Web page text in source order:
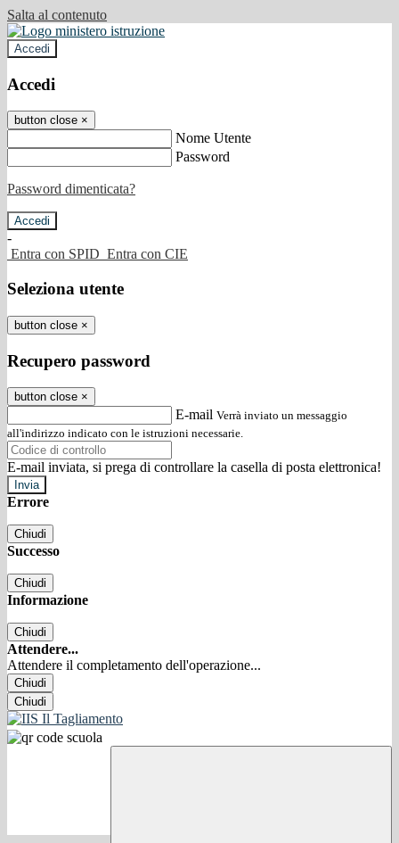
Salta al contenuto
Accedi
Accedi
button close ×
Nome Utente
Password
Password dimenticata?
-
Entra con SPID Entra con CIE
Seleziona utente
button close ×
Recupero password
button close ×
E-mail Verrà inviato un messaggio
all'indirizzo indicato con le istruzioni necessarie.
E-mail inviata, si prega di controllare la casella di posta elettronica!
Errore
Chiudi
Successo
Chiudi
Informazione
Chiudi
Attendere...
Attendere il completamento dell'operazione...
Chiudi
Chiudi